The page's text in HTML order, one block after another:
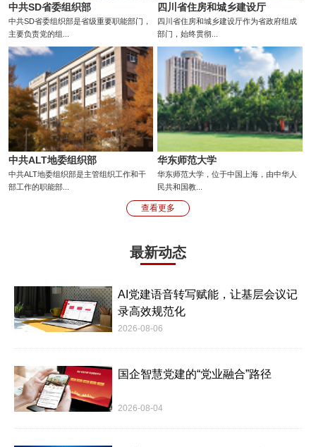
中共SD省委组织部
中共SD省委组织部是省级重要职能部门，
主要负责党的组...
四川省住房和城乡建设厅
四川省住房和城乡建设厅作为省政府组成
部门，始终贯彻...
中共ALT地委组织部
中共ALT地委组织部是主管组织工作和干
部工作的职能部...
华东师范大学
华东师范大学，位于中国上海，由中华人
民共和国教...
查看更多
最新动态
AI党建语音转写赋能，让基层会议记
录高效规范化
2026-08-06
国企智慧党建的“党业融合”路径
2026-08-04